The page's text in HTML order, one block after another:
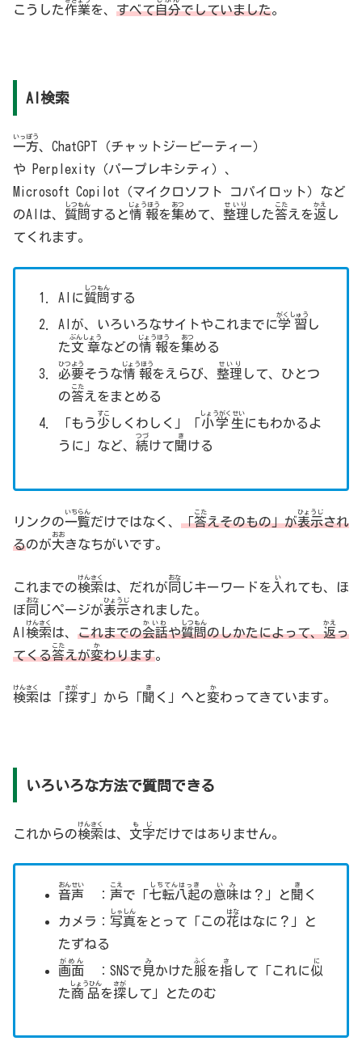
こうした作業を、 すべて自分でしていました。
AI検索
一方
いっぽう
、ChatGPT（チャットジーピーティー）
や Perplexity（パープレキシティ）、
Microsoft Copilot（マイクロソフト コパイロット）など
のAIは、 質問
しつもん
すると情報
じょうほう
を集
あつ
めて、 整理
せいり
した答
こた
えを返
かえ
し
てくれます。
AIに質問
しつもん
する
AIが、いろいろなサイトやこれまでに学習
がくしゅう
し
た文章
ぶんしょう
などの情報
じょうほう
を集
あつ
める
必要
ひつよう
そうな情報
じょうほう
をえらび、整理
せいり
して、ひとつ
の答
こた
えをまとめる
「もう 少
すこ
しくわしく」「小学生
しょうがくせい
にもわかるよ
うに」など、続
つづ
けて聞
き
ける
リンクの一覧
いちらん
だけではなく、 「答
こた
えそのもの」が表示
ひょうじ
され
るのが大
おお
きなちがいです。
これまでの検索
けんさく
は、だれが 同
おな
じキーワードを 入
い
れても、ほ
ぼ 同
おな
じページが表示
ひょうじ
されました。
AI 検索
けんさく
は、 これまでの会話
かいわ
や質問
しつもん
のしかたによって、返
かえ
っ
てくる答
こた
えが変
か
わります。
検索
けんさく
は「探
さが
す」から「聞
き
く」へと変
か
わってきています。
いろいろな方法で質問できる
これからの検索
けんさく
は、 文字
もじ
だけではありません。
音声
おんせい
：声
こえ
で「七転八起
しちてんはっき
の意味
いみ
は？」と 聞
き
く
カメラ：写真
しゃしん
をとって「この花
はな
はなに？」と
たずねる
画面
がめん
：SNSで見
み
かけた服
ふく
を指
さ
して「これに似
に
た商品
しょうひん
を探
さが
して」とたのむ